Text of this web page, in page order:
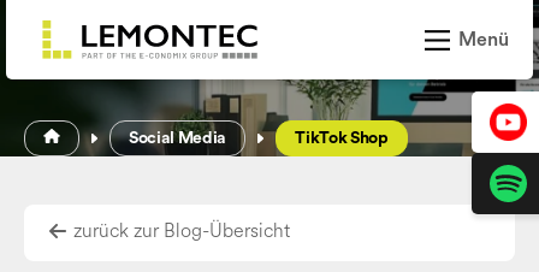
Menü
News und Trends
Social Media TikTok Shop
zurück zur Blog-Übersicht